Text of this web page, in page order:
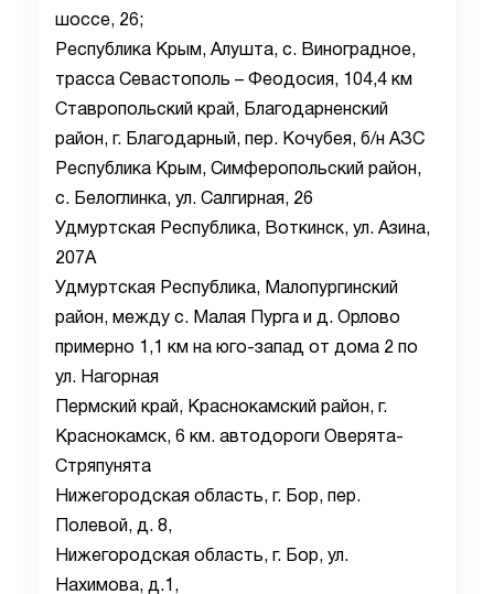
шоссе, 26;
Республика Крым, Алушта, с. Виноградное,
трасса Севастополь – Феодосия, 104,4 км
Ставропольский край, Благодарненский
район, г. Благодарный, пер. Кочубея, б/н АЗС
Республика Крым, Симферопольский район,
с. Белоглинка, ул. Салгирная, 26
Удмуртская Республика, Воткинск, ул. Азина,
207А
Удмуртская Республика, Малопургинский
район, между с. Малая Пурга и д. Орлово
примерно 1,1 км на юго-запад от дома 2 по
ул. Нагорная
Пермский край, Краснокамский район, г.
Краснокамск, 6 км. автодороги Оверята-
Стряпунята
Нижегородская область, г. Бор, пер.
Полевой, д. 8,
Нижегородская область, г. Бор, ул.
Нахимова, д.1,